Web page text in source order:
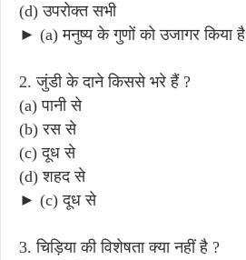
(d) उपरोक्त सभी
► (a) मनुष्य के गुणों को उजागर किया है
2. जुंडी के दाने किससे भरे हैं ?
(a) पानी से
(b) रस से
(c) दूध से
(d) शहद से
► (c) दूध से
3. चिड़िया की विशेषता क्या नहीं है ?